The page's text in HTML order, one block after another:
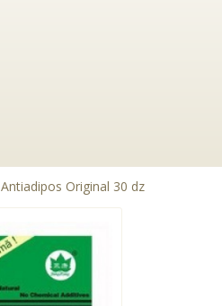
Antiadipos Original 30 dz